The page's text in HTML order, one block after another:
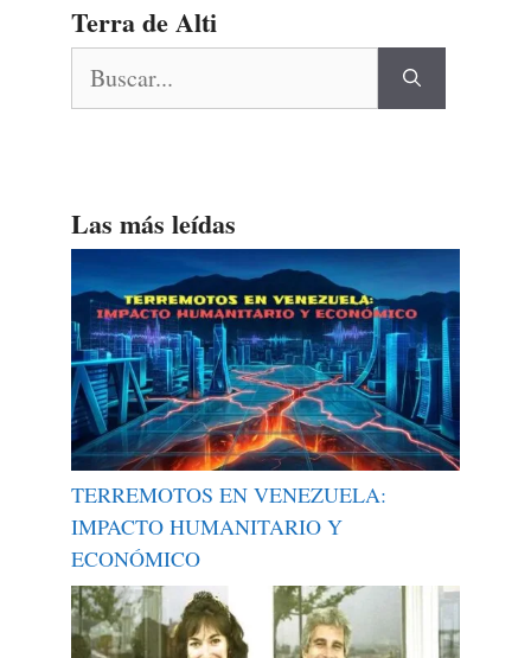
Terra de Alti
Las más leídas
TERREMOTOS EN VENEZUELA:
IMPACTO HUMANITARIO Y
ECONÓMICO